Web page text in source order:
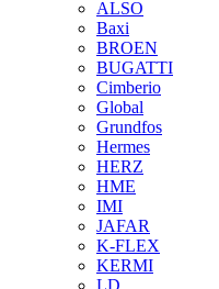
ALSO
Baxi
BROEN
BUGATTI
Cimberio
Global
Grundfos
Hermes
HERZ
HME
IMI
JAFAR
K-FLEX
KERMI
LD